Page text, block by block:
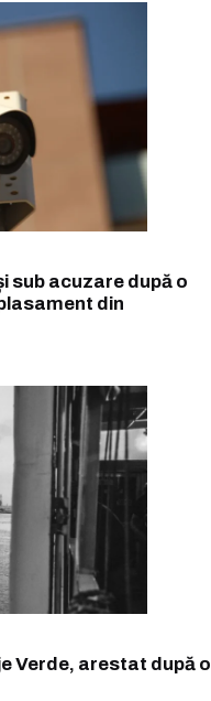
sub acuzare după o
din
Verde, arestat după o